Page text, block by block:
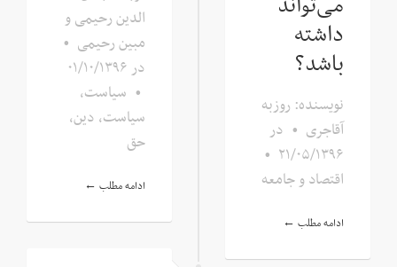
الدین رحیمی و
مبین رحیمی •
در۰۱/۱۰/۱۳۹۶
• سیاست,
سیاست، دین،
حق
ادامه مطلب ←
داشته
باشد؟
نویسنده: روزبه
آقاجری • در
۲۱/۰۵/۱۳۹۶ •
اقتصاد و جامعه
ادامه مطلب ←